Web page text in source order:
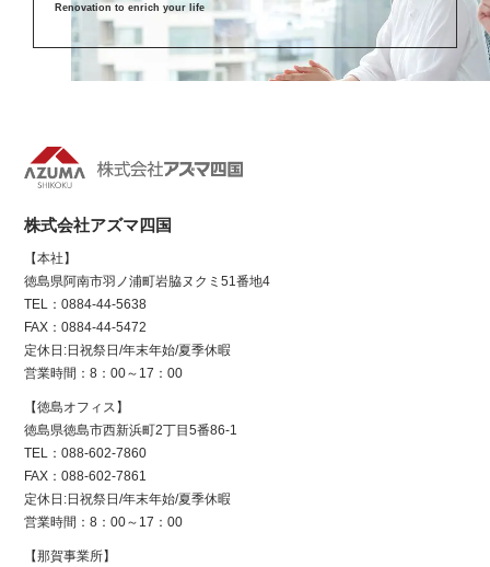
Renovation to enrich your life
株式会社アズマ四国
【本社】
徳島県阿南市羽ノ浦町岩脇ヌクミ51番地4
TEL：0884-44-5638
FAX：0884-44-5472
定休日:日祝祭日/年末年始/夏季休暇
営業時間：8：00～17：00
【徳島オフィス】
徳島県徳島市西新浜町2丁目5番86-1
TEL：088-602-7860
FAX：088-602-7861
定休日:日祝祭日/年末年始/夏季休暇
営業時間：8：00～17：00
【那賀事業所】